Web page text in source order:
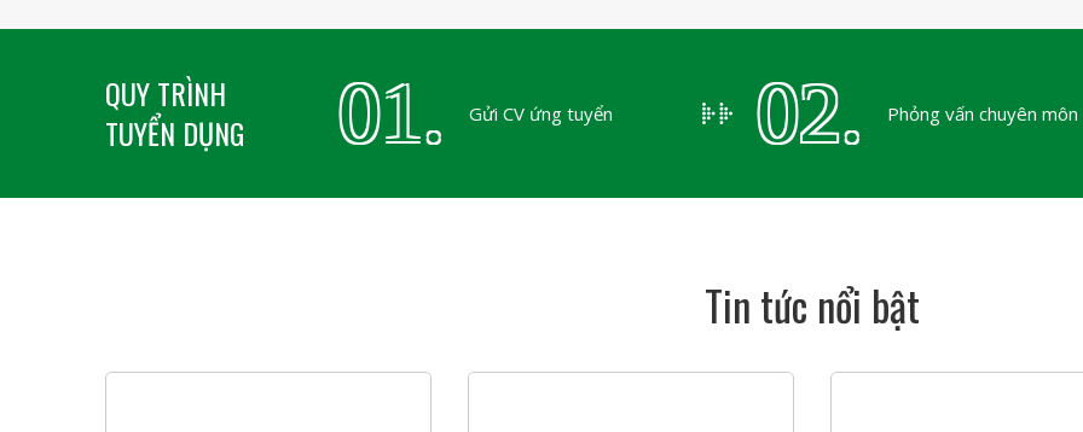
Xã Phú Nơi làm việc:Nhà máy tại Cụm Công nghiệp Phú Thành 2, Xã Phú
Nơi làm
Khối sản xuất Nhân viên cơ điện Khối sản xuất Quản
Nơi làm việc:Văn phòng Văn Khê - Hà Đông - Hà Nội
QUY TRÌNH
TUYỂN DỤNG
01. Gửi CV ứng tuyển 02. Phỏng vấn chuyên môn
Tin tức nổi bật